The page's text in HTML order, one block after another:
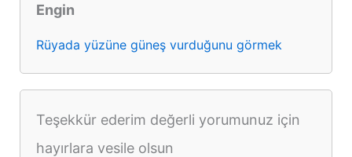
Engin
Rüyada yüzüne güneş vurduğunu görmek
Teşekkür ederim değerli yorumunuz için
hayırlara vesile olsun